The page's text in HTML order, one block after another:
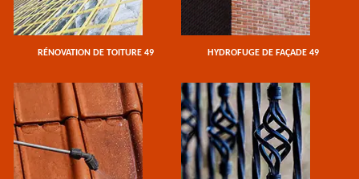
RÉNOVATION DE TOITURE 49 HYDROFUGE DE FAÇADE 49